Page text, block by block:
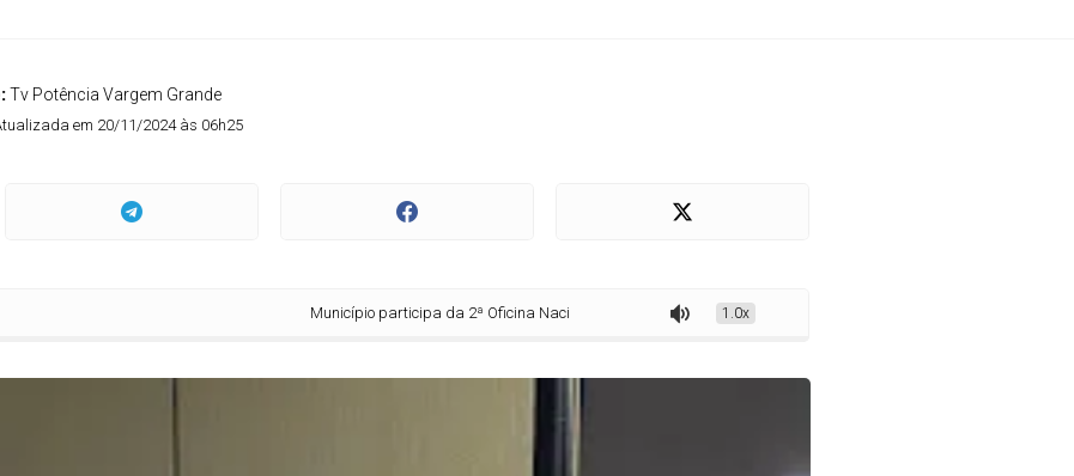
Tv Potência Vargem Grande
em 20/11/2024 às 06h25
Município participa da 2ª Oficina Nacional do ImunizaSUS em Brasília - DF1.0x